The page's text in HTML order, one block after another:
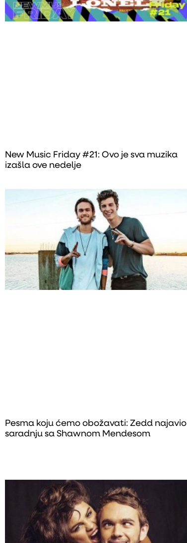
New Music Friday #21: Ovo je sva muzika
izašla ove nedelje
Pesma koju ćemo obožavati: Zedd najavio
saradnju sa Shawnom Mendesom